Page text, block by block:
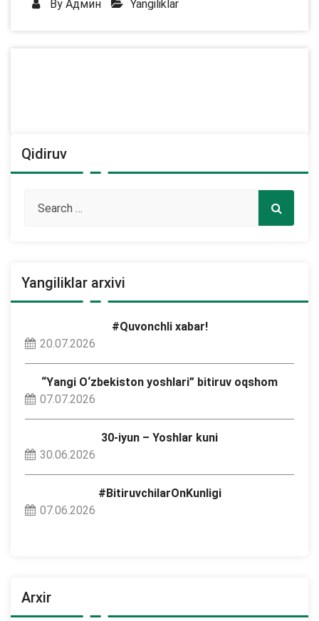
By Админ Yangiliklar
Qidiruv
Yangiliklar arxivi
#Quvonchli xabar!
20.07.2026
“Yangi O‘zbekiston yoshlari” bitiruv oqshom
07.07.2026
30-iyun – Yoshlar kuni
30.06.2026
#BitiruvchilarOnKunligi
07.06.2026
Arxir